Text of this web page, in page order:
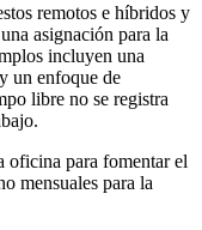
remotos e híbridos y
asignación para la
incluyen una
un enfoque de
libre no se registra
oficina para fomentar el
mensuales para la